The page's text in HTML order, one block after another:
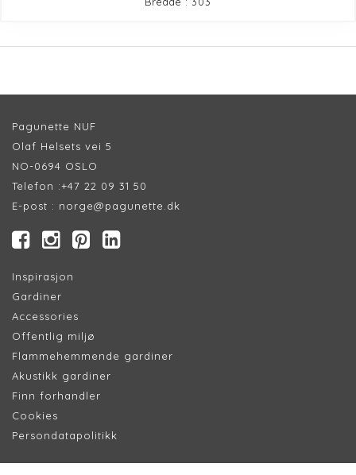
Pagunette NUF
Olaf Helsets vei 5
NO-0694 OSLO
Telefon :+47 22 09 31 50
E-post : norge@pagunette.dk
Inspirasjon
Gardiner
Accessories
Offentlig miljø
Flammehemmende gardiner
Akustikk gardiner
Finn forhandler
Cookies
Persondatapolitikk